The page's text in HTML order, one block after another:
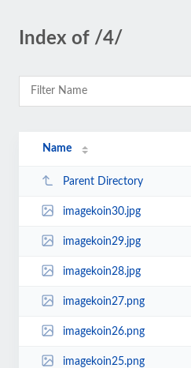
Index of /4/
Name
Parent Directory
imagekoin30.jpg
imagekoin29.jpg
imagekoin28.jpg
imagekoin27.png
imagekoin26.png
imagekoin25.png